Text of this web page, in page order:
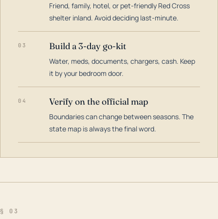
Friend, family, hotel, or pet-friendly Red Cross
shelter inland. Avoid deciding last-minute.
03 Build a 3-day go-kit
Water, meds, documents, chargers, cash. Keep
it by your bedroom door.
04 Verify on the official map
Boundaries can change between seasons. The
state map is always the final word.
§ 03